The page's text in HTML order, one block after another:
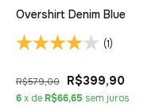
Overshirt Denim Blue
(1)
R$579,00 R$399,90
6x de R$66,65 sem juros